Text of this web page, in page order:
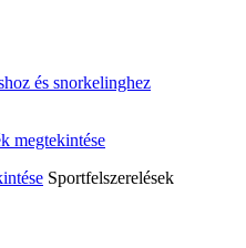
és snorkelinghez
Sportfelszerelések